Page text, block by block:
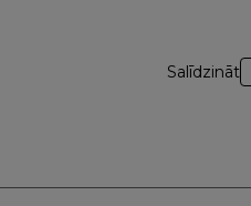
Salīdzināt